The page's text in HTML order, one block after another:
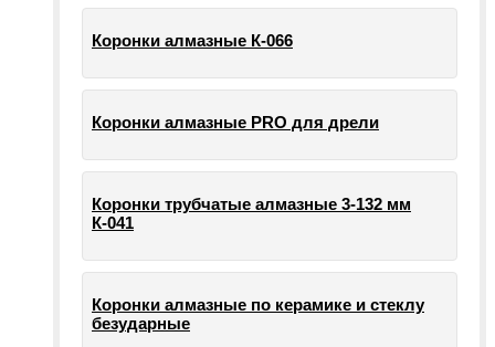
Коронки алмазные К-066
Коронки алмазные PRO для дрели
Коронки трубчатые алмазные 3-132 мм
К-041
Коронки алмазные по керамике и стеклу
безударные